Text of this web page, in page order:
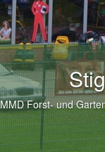
MMD Forst- und